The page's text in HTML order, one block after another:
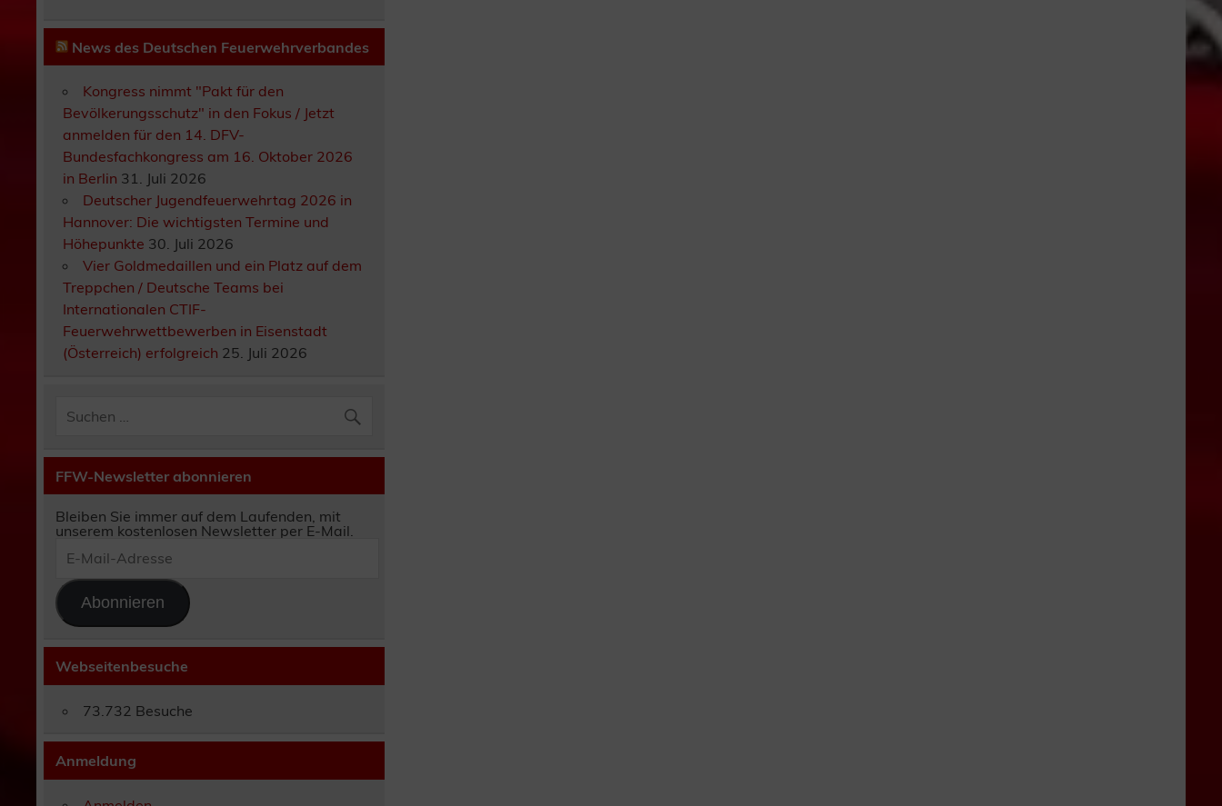
News des Deutschen Feuerwehrverbandes
Kongress nimmt "Pakt für den
Bevölkerungsschutz" in den Fokus / Jetzt
anmelden für den 14. DFV-
Bundesfachkongress am 16. Oktober 2026
in Berlin 31. Juli 2026
Deutscher Jugendfeuerwehrtag 2026 in
Hannover: Die wichtigsten Termine und
Höhepunkte 30. Juli 2026
Vier Goldmedaillen und ein Platz auf dem
Treppchen / Deutsche Teams bei
Internationalen CTIF-
Feuerwehrwettbewerben in Eisenstadt
(Österreich) erfolgreich 25. Juli 2026
FFW-Newsletter abonnieren
Bleiben Sie immer auf dem Laufenden, mit
unserem kostenlosen Newsletter per E-Mail.
Mail-
Abonnieren
Webseitenbesuche
73.732 Besuche
Anmeldung